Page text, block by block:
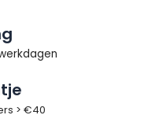
> €40